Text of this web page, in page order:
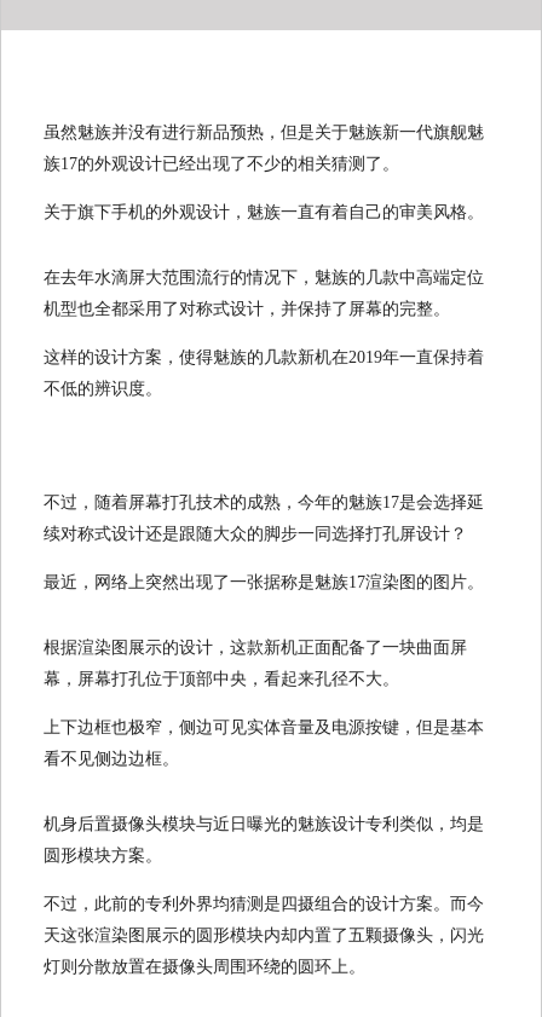
虽然魅族并没有进行新品预热，但是关于魅族新一代旗舰魅
族17的外观设计已经出现了不少的相关猜测了。
关于旗下手机的外观设计，魅族一直有着自己的审美风格。
在去年水滴屏大范围流行的情况下，魅族的几款中高端定位
机型也全都采用了对称式设计，并保持了屏幕的完整。
这样的设计方案，使得魅族的几款新机在2019年一直保持着
不低的辨识度。
不过，随着屏幕打孔技术的成熟，今年的魅族17是会选择延
续对称式设计还是跟随大众的脚步一同选择打孔屏设计？
最近，网络上突然出现了一张据称是魅族17渲染图的图片。
根据渲染图展示的设计，这款新机正面配备了一块曲面屏
幕，屏幕打孔位于顶部中央，看起来孔径不大。
上下边框也极窄，侧边可见实体音量及电源按键，但是基本
看不见侧边边框。
机身后置摄像头模块与近日曝光的魅族设计专利类似，均是
圆形模块方案。
不过，此前的专利外界均猜测是四摄组合的设计方案。而今
天这张渲染图展示的圆形模块内却内置了五颗摄像头，闪光
灯则分散放置在摄像头周围环绕的圆环上。